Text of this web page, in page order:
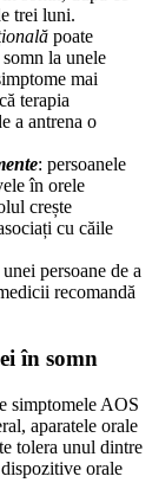
trei luni.
poate
la unele
mai
terapia
a antrena o
: persoanele
în orele
crește
cu căile
persoane de a
recomandă
în somn
simptomele AOS
aparatele orale
tolera unul dintre
orale